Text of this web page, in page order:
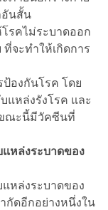
อันสั้น
รคไม่ระบาดออก
จะทำให้เกิดการ
องกันโรค โดย
แหล่งรังโรค และ
ณะนี้มีวัคซีนที่
แหล่งระบาดของ
แหล่งระบาดของ
กัดอีกอย่างหนึ่งใน